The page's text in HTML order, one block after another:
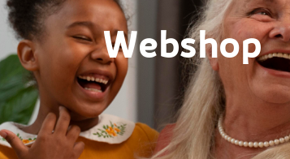
Webshop